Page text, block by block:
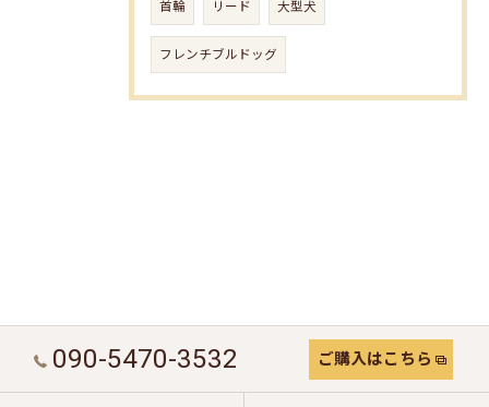
首輪 リード 大型犬
フレンチブルドッグ
090-5470-3532 ご購入はこちら